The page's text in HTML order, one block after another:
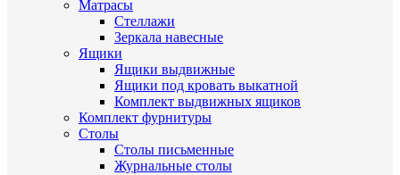
Матрасы
Стеллажи
Зеркала навесные
Ящики
Ящики выдвижные
Ящики под кровать выкатной
Комплект выдвижных ящиков
Комплект фурнитуры
Столы
Столы письменные
Журнальные cтолы